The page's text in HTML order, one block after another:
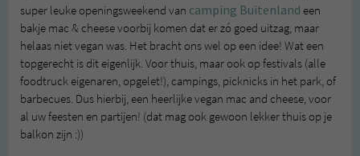
super leuke openingsweekend van camping Buitenland een
bakje mac & cheese voorbij komen dat er zó goed uitzag, maar
helaas niet vegan was. Het bracht ons wel op een idee! Wat een
topgerecht is dit eigenlijk. Voor thuis, maar ook op festivals (alle
foodtruck eigenaren, opgelet!), campings, picknicks in het park, of
barbecues. Dus hierbij, een heerlijke vegan mac and cheese, voor
al uw feesten en partijen! (dat mag ook gewoon lekker thuis op je
balkon zijn :))